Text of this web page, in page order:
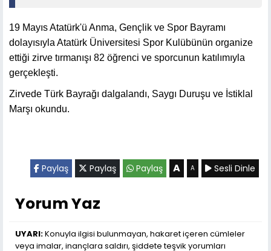
19 Mayıs Atatürk'ü Anma, Gençlik ve Spor Bayramı
dolayısıyla Atatürk Üniversitesi Spor Kulübünün organize
ettiği zirve tırmanışı 82 öğrenci ve sporcunun katılımıyla
gerçekleşti.
Zirvede Türk Bayrağı dalgalandı, Saygı Duruşu ve İstiklal
Marşı okundu.
Paylaş Paylaş Paylaş A A Sesli Dinle
Yorum Yaz
UYARI:Konuyla ilgisi bulunmayan, hakaret içeren cümleler
veya imalar, inançlara saldırı, şiddete teşvik yorumları